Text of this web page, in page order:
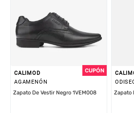
CALIMOD
AGAMENÓN
Zapato De Vestir Negro 1VEM008
Zapato